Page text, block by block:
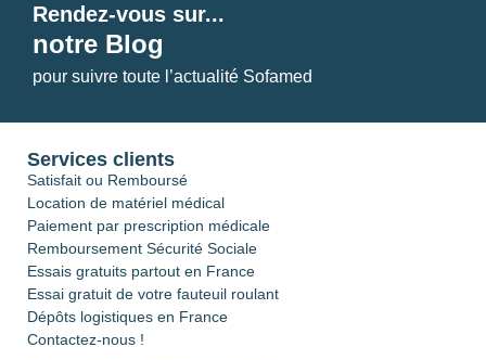
Rendez-vous sur...
notre Blog
pour suivre toute l’actualité Sofamed
Services clients
Satisfait ou Remboursé
Location de matériel médical
Paiement par prescription médicale
Remboursement Sécurité Sociale
Essais gratuits partout en France
Essai gratuit de votre fauteuil roulant
Dépôts logistiques en France
Contactez-nous !